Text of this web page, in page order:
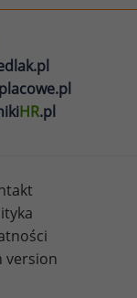
HR.pl
version